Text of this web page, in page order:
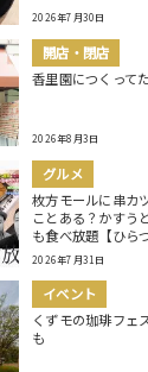
2026年7月30日
開店・閉店
香里園につくって
2026年8月3日
グルメ
枚方モールに串カ
ことある？かすう
も食べ放題【ひら
2026年7月31日
イベント
くずモの珈琲フェ
も